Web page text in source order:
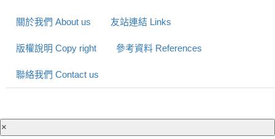
關於我們 About us 友站連結 Links
版權說明 Copy right 參考資料 References
聯絡我們 Contact us
×